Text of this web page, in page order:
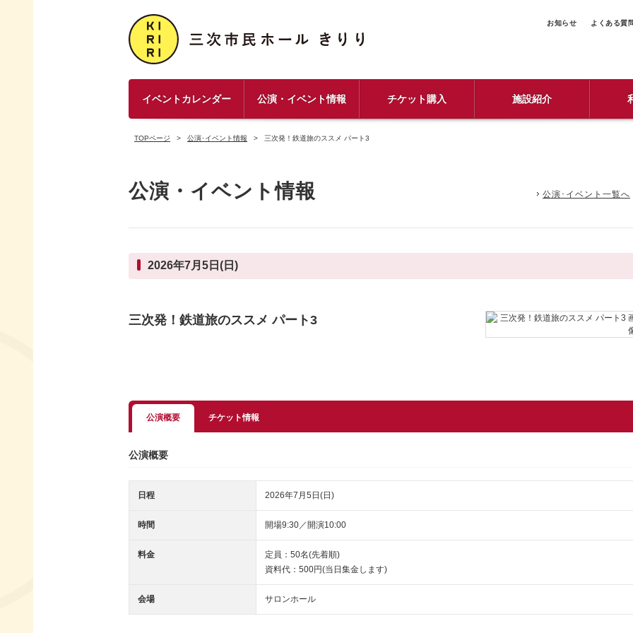
お知らせ よくある質
イベントカレンダー 公演・イベント情報 チケット購入 施設紹介
TOPページ 公演･イベント情報 三次発！鉄道旅のススメ パート3
公演・イベント情報 公演･イベント一覧へ
2026年7月5日(日)
三次発！鉄道旅のススメ パート3
公演概要 チケット情報
公演概要
日程 2026年7月5日(日)
時間 開場9:30／開演10:00
料金
定員：50名(先着順)
資料代：500円(当日集金します)
会場 サロンホール